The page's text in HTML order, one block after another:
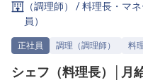
（調理師）
/料理長・マ
員 ）
正社員 調理（調理師） 料
シェフ（料理長）│月